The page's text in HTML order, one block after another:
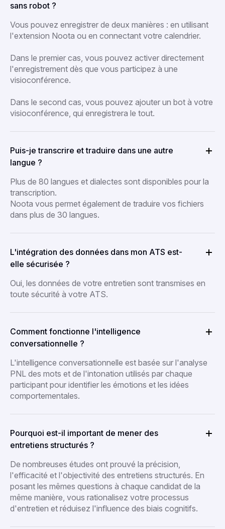
sans robot ?
Vous pouvez enregistrer de deux manières : en utilisant
l'extension Noota ou en connectant votre calendrier.
Dans le premier cas, vous pouvez activer directement
l'enregistrement dès que vous participez à une
visioconférence.
Dans le second cas, vous pouvez ajouter un bot à votre
visioconférence, qui enregistrera le tout.
Puis-je transcrire et traduire dans une autre
langue ?
Plus de 80 langues et dialectes sont disponibles pour la
transcription.
Noota vous permet également de traduire vos fichiers
dans plus de 30 langues.
L'intégration des données dans mon ATS est-
elle sécurisée ?
Oui, les données de votre entretien sont transmises en
toute sécurité à votre ATS.
Comment fonctionne l'intelligence
conversationnelle ?
L'intelligence conversationnelle est basée sur l'analyse
PNL des mots et de l'intonation utilisés par chaque
participant pour identifier les émotions et les idées
comportementales.
Pourquoi est-il important de mener des
entretiens structurés ?
De nombreuses études ont prouvé la précision,
l'efficacité et l'objectivité des entretiens structurés. En
posant les mêmes questions à chaque candidat de la
même manière, vous rationalisez votre processus
d'entretien et réduisez l'influence des biais cognitifs.